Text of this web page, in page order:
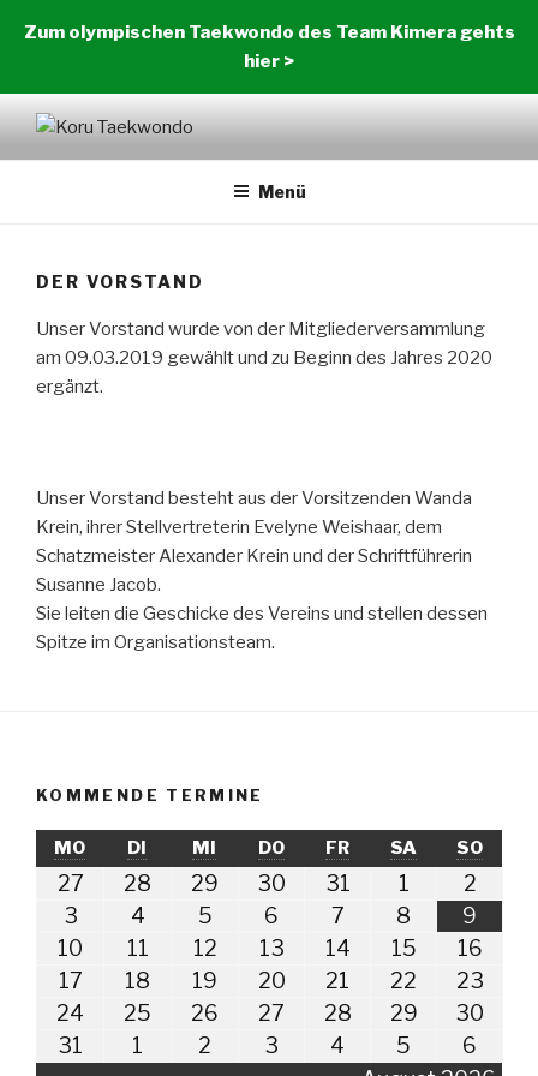
InhaltZum olympischen Taekwondo des Team Kimera gehts
hier >
KORU TAEKWONDO
Menü
DER VORSTAND
Unser Vorstand wurde von der Mitgliederversammlung
am 09.03.2019 gewählt und zu Beginn des Jahres 2020
ergänzt.
Unser Vorstand besteht aus der Vorsitzenden Wanda
Krein, ihrer Stellvertreterin Evelyne Weishaar, dem
Schatzmeister Alexander Krein und der Schriftführerin
Susanne Jacob.
Sie leiten die Geschicke des Vereins und stellen dessen
Spitze im Organisationsteam.
KOMMENDE TERMINE
MOMONTAG
DI DIENSTAG
MI MITTWOCH
DODONNERSTAG
FRFREITAG
SASAMSTAG
SO
2727.
2026
28
2026
29
2026
30
2026
31
2026
1
August
2026
22.
2026
33.
August
2026
44.
August
2026
55.
August
2026
6
August
2026
77.
August
2026
8
August
2026
9
2026
10
August
2026
11
August
2026
1212.
August
2026
1313.
August
2026
1414.
August
2026
1515.
August
2026
1616.
2026
1717.
August
2026
18
August
2026
19
August
2026
2020.
August
2026
21
August
2026
22
August
2026
2323.
2026
24
August
2026
25
August
2026
26
August
2026
27
August
2026
2828.
August
2026
2929.
August
2026
30
31
August
1
September
2
September
3
September
4
September
5
September
6